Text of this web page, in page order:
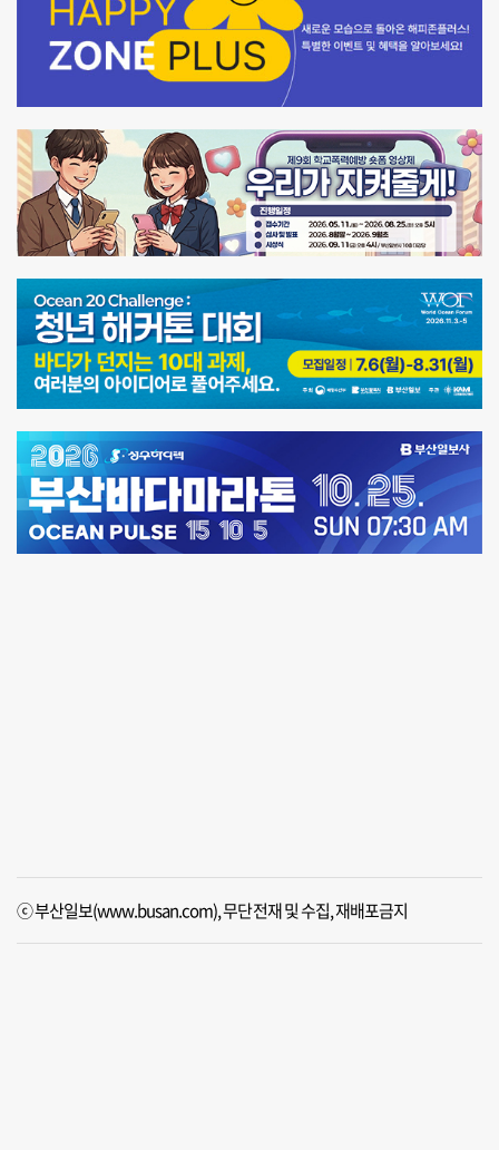
ⓒ 부산일보(www.busan.com), 무단전재 및 수집, 재배포금지